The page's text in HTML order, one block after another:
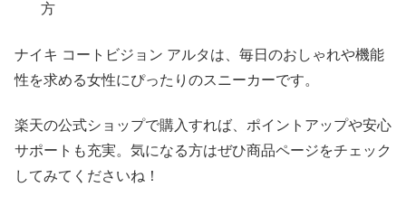
方
ナイキ コートビジョン アルタは、毎日のおしゃれや機能
性を求める女性にぴったりのスニーカーです。
楽天の公式ショップで購入すれば、ポイントアップや安心
サポートも充実。気になる方はぜひ商品ページをチェック
してみてくださいね！